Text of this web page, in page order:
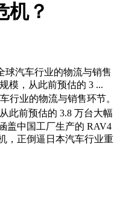
机？
球汽车行业的物流与销售
模，从此前预估的 3 ...
行业的物流与销售环节。
此前预估的 3.8 万台大幅
盖中国工厂生产的 RAV4
，正倒逼日本汽车行业重